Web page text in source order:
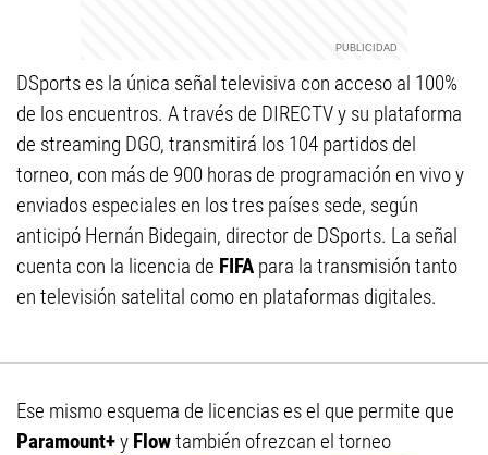
DSports es la única señal televisiva con acceso al 100%
de los encuentros. A través de DIRECTV y su plataforma
de streaming DGO, transmitirá los 104 partidos del
torneo, con más de 900 horas de programación en vivo y
enviados especiales en los tres países sede, según
anticipó Hernán Bidegain, director de DSports. La señal
cuenta con la licencia de FIFA para la transmisión tanto
en televisión satelital como en plataformas digitales.
Ese mismo esquema de licencias es el que permite que
Paramount+y Flowtambién ofrezcan el torneo